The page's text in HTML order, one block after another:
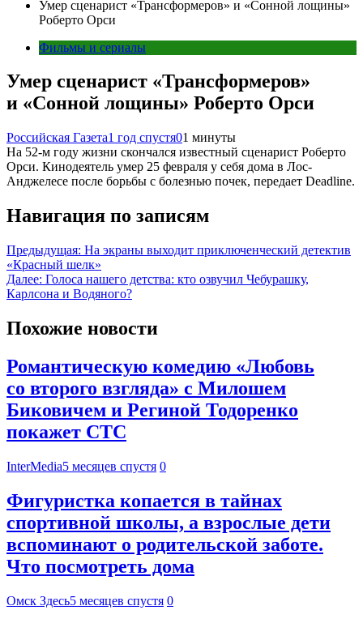
Умер сценарист «Трансформеров» и «Сонной лощины»
Роберто Орси
Фильмы и сериалы
Умер сценарист «Трансформеров»
и «Сонной лощины» Роберто Орси
Российская Газета1 год спустя01 минуты
На 52-м году жизни скончался известный сценарист Роберто
Орси. Кинодеятель умер 25 февраля у себя дома в Лос-
Анджелесе после борьбы с болезнью почек, передает Deadline.
Навигация по записям
Предыдущая: На экраны выходит приключенческий детектив
«Красный шелк»
Далее: Голоса нашего детства: кто озвучил Чебурашку,
Карлсона и Водяного?
Похожие новости
Романтическую комедию «Любовь
со второго взгляда» с Милошем
Биковичем и Региной Тодоренко
покажет СТС
InterMedia5 месяцев спустя 0
Фигуристка копается в тайнах
спортивной школы, а взрослые дети
вспоминают о родительской заботе.
Что посмотреть дома
Омск Здесь5 месяцев спустя 0